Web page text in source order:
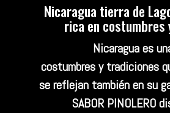
Nicaragua tierra de
rica en
Nicaragua es
costumbres y tradiciones
se reflejan también en su
SABOR PINOLERO